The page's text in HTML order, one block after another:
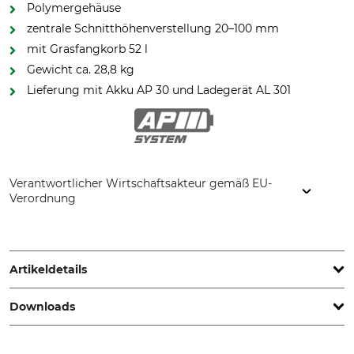
Polymergehäuse
zentrale Schnitthöhenverstellung 20–100 mm
mit Grasfangkorb 52 l
Gewicht ca. 28,8 kg
Lieferung mit Akku AP 30 und Ladegerät AL 301
Verantwortlicher Wirtschaftsakteur gemäß EU-
Verordnung
64807 Dieburg, Germany, www.stihl.de
Artikeldetails
Schnittbreite
41 cm
Vario
Downloads